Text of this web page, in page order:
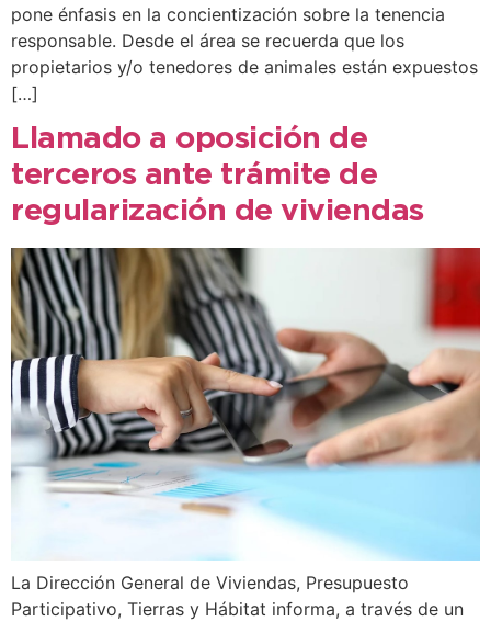
pone énfasis en la concientización sobre la tenencia
responsable. Desde el área se recuerda que los
propietarios y/o tenedores de animales están expuestos
[…]
Llamado a oposición de
terceros ante trámite de
regularización de viviendas
La Dirección General de Viviendas, Presupuesto
Participativo, Tierras y Hábitat informa, a través de un